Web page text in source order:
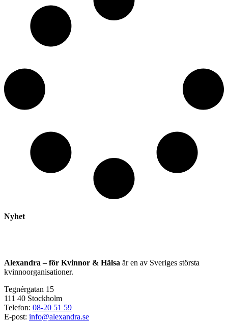
Nyhet
Alexandra – för Kvinnor & Hälsa är en av Sveriges största
kvinnoorganisationer.
Tegnérgatan 15
111 40 Stockholm
Telefon: 08-20 51 59
E-post: info@alexandra.se